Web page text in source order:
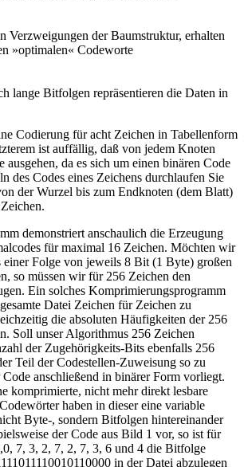
Verzweigungen der Baumstruktur, erhalten
»optimalen« Codeworte
lange Bitfolgen repräsentieren die Daten in
Codierung für acht Zeichen in Tabellenform
ist auffällig, daß von jedem Knoten
da es sich um einen binären Code
des Codes eines Zeichens durchlaufen Sie
der Wurzel bis zum Endknoten (dem Blatt)
demonstriert anschaulich die Erzeugung
für maximal 16 Zeichen. Möchten wir
einer Folge von jeweils 8 Bit (1 Byte) großen
so müssen wir für 256 Zeichen den
Ein solches Komprimierungsprogramm
Datei Zeichen für Zeichen zu
die absoluten Häufigkeiten der 256
Soll unser Algorithmus 256 Zeichen
der Zugehörigkeits-Bits ebenfalls 256
Teil der Codestellen-Zuweisung so zu
anschließend in binärer Form vorliegt.
komprimierte, nicht mehr direkt lesbare
haben in dieser eine variable
Byte-, sondern Bitfolgen hintereinander
der Code aus Bild 1 vor, so ist für
7, 3, 2, 7, 2, 7, 3, 6 und 4 die Bitfolge
in der Datei abzulegen